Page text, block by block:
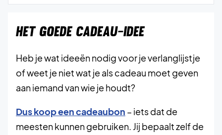
HET GOEDE CADEAU-IDEE
Heb je wat ideeën nodig voor je verlanglijstje
of weet je niet wat je als cadeau moet geven
aan iemand van wie je houdt?
Dus koop een cadeaubon – iets dat de
meesten kunnen gebruiken. Jij bepaalt zelf de